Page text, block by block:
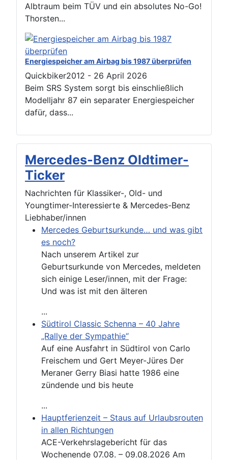
Albtraum beim TÜV und ein absolutes No-Go!
Thorsten...
Energiespeicher am Airbag bis 1987 überprüfen
Quickbiker2012 - 26 April 2026
Beim SRS System sorgt bis einschließlich
Modelljahr 87 ein separater Energiespeicher
dafür, dass...
Mercedes-Benz Oldtimer-
Ticker
Nachrichten für Klassiker-, Old- und
Youngtimer-Interessierte & Mercedes-Benz
Liebhaber/innen
Mercedes Geburtsurkunde… und was gibt
es noch?
Nach unserem Artikel zur
Geburtsurkunde von Mercedes, meldeten
sich einige Leser/innen, mit der Frage:
Und was ist mit den älteren
...
Südtirol Classic Schenna – 40 Jahre
„Rallye der Sympathie“
Auf eine Ausfahrt in Südtirol von Carlo
Freischem und Gert Meyer-Jüres Der
Meraner Gerry Biasi hatte 1986 eine
zündende und bis heute
...
Hauptferienzeit – Staus auf Urlaubsrouten
in allen Richtungen
ACE-Verkehrslagebericht für das
Wochenende 07.08. – 09.08.2026 Am